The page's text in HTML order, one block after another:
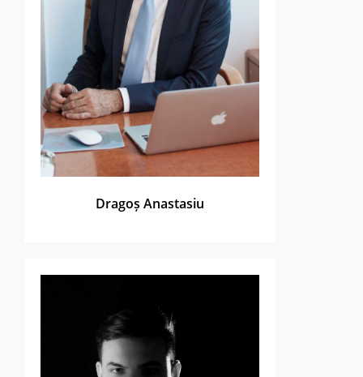
Dragoș Anastasiu